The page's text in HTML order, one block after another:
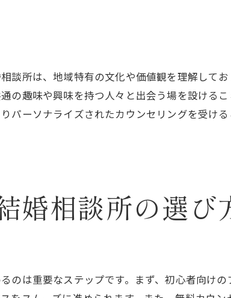
リスト
解説
談所は、地域特有の文化や価値観を理解して
の趣味や興味を持つ人々と出会う場を設けるこ
パーソナライズされたカウンセリングを受ける
婚相談所の選び
のは重要なステップです。まず、初心者向けの